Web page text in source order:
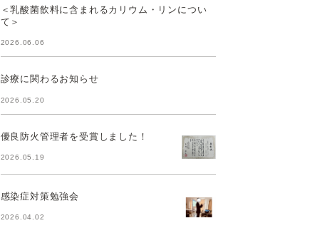
＜乳酸菌飲料に含まれるカリウム・リンについ
て＞
2026.06.06
診療に関わるお知らせ
2026.05.20
優良防火管理者を受賞しました！
2026.05.19
感染症対策勉強会
2026.04.02